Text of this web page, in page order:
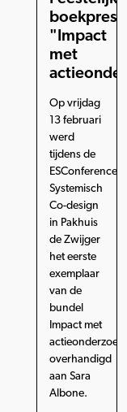
"Impact
met
Op vrijdag
13 februari
werd
tijdens de
ESConference
Systemisch
Co-design
in Pakhuis
de Zwijger
het eerste
exemplaar
van de
bundel
Impact met
actieonderzoek
overhandigd
aan Sara
Albone.